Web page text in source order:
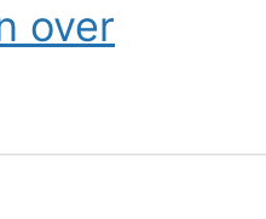
over